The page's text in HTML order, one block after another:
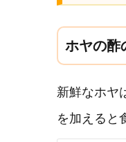
ホヤの酢
新鮮なホヤ
を加えると